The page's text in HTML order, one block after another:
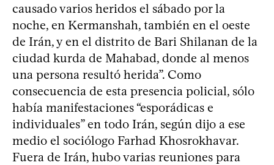
causado varios heridos el sábado por la
noche, en Kermanshah, también en el oeste
de Irán, y en el distrito de Bari Shilanan de la
ciudad kurda de Mahabad, donde al menos
una persona resultó herida”. Como
consecuencia de esta presencia policial, sólo
había manifestaciones “esporádicas e
individuales” en todo Irán, según dijo a ese
medio el sociólogo Farhad Khosrokhavar.
Fuera de Irán, hubo varias reuniones para